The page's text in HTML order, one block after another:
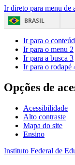
Ir direto para menu de
BRASIL
Ir para o
Ir para o menu 2
Ir para a busca 3
Ir para o rodapé
Opções de
Acessibilidade
Alto contraste
Mapa do site
Ensino
Instituto Federal de